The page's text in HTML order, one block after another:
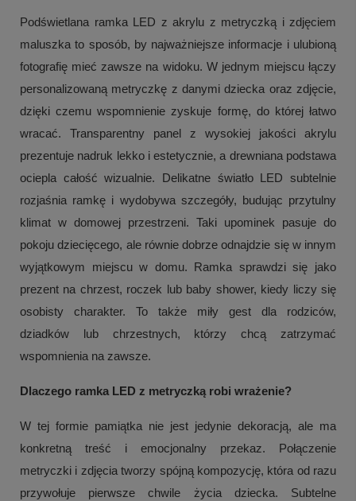
Podświetlana ramka LED z akrylu z metryczką i zdjęciem
maluszka to sposób, by najważniejsze informacje i ulubioną
fotografię mieć zawsze na widoku. W jednym miejscu łączy
personalizowaną metryczkę z danymi dziecka oraz zdjęcie,
dzięki czemu wspomnienie zyskuje formę, do której łatwo
wracać. Transparentny panel z wysokiej jakości akrylu
prezentuje nadruk lekko i estetycznie, a drewniana podstawa
ociepla całość wizualnie. Delikatne światło LED subtelnie
rozjaśnia ramkę i wydobywa szczegóły, budując przytulny
klimat w domowej przestrzeni. Taki upominek pasuje do
pokoju dziecięcego, ale równie dobrze odnajdzie się w innym
wyjątkowym miejscu w domu. Ramka sprawdzi się jako
prezent na chrzest, roczek lub baby shower, kiedy liczy się
osobisty charakter. To także miły gest dla rodziców,
dziadków lub chrzestnych, którzy chcą zatrzymać
wspomnienia na zawsze.
Dlaczego ramka LED z metryczką robi wrażenie?
W tej formie pamiątka nie jest jedynie dekoracją, ale ma
konkretną treść i emocjonalny przekaz. Połączenie
metryczki i zdjęcia tworzy spójną kompozycję, która od razu
przywołuje pierwsze chwile życia dziecka. Subtelne